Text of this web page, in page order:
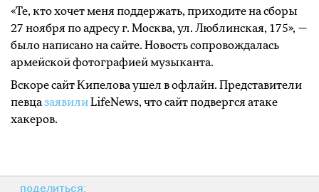
«Те, кто хочет меня поддержать, приходите на сборы
27 ноября по адресу г. Москва, ул. Люблинская, 175», —
было написано на сайте. Новость сопровождалась
армейской фотографией музыканта.
Вскоре сайт Кипелова ушел в офлайн. Представители
певца заявили LifeNews, что сайт подвергся атаке
хакеров.
поделиться: